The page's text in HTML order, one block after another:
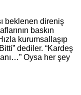
beklenen direniş
baskın
kurumsallaşıp
dediler. “Kardeş
Oysa her şey